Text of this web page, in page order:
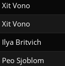
Xit Vono
Xit Vono
Ilya Britvich
Peo Sjoblom